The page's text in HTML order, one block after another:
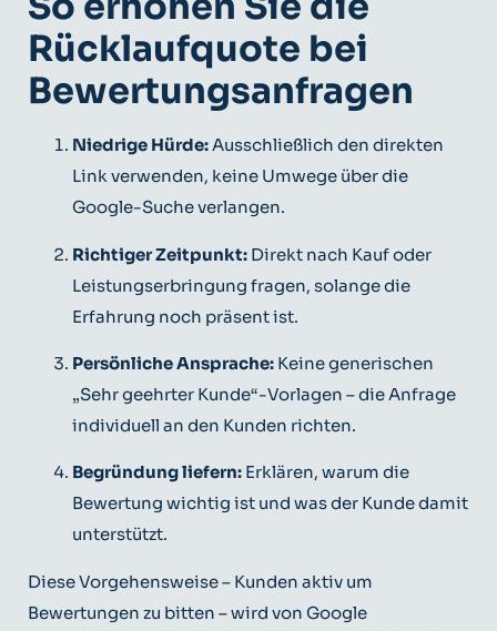
Rücklaufquote bei
Bewertungsanfragen
Niedrige Hürde:Ausschließlich den direkten
Link verwenden, keine Umwege über die
Google-Suche verlangen.
Richtiger Zeitpunkt: Direkt nach Kauf oder
Leistungserbringung fragen, solange die
Erfahrung noch präsent ist.
Persönliche Ansprache: Keine generischen
„Sehr geehrter Kunde“-Vorlagen – die Anfrage
individuell an den Kunden richten.
Begründung liefern: Erklären, warum die
Bewertung wichtig ist und was der Kunde damit
unterstützt.
Diese Vorgehensweise – Kunden aktiv um
Bewertungen zu bitten – wird von Google